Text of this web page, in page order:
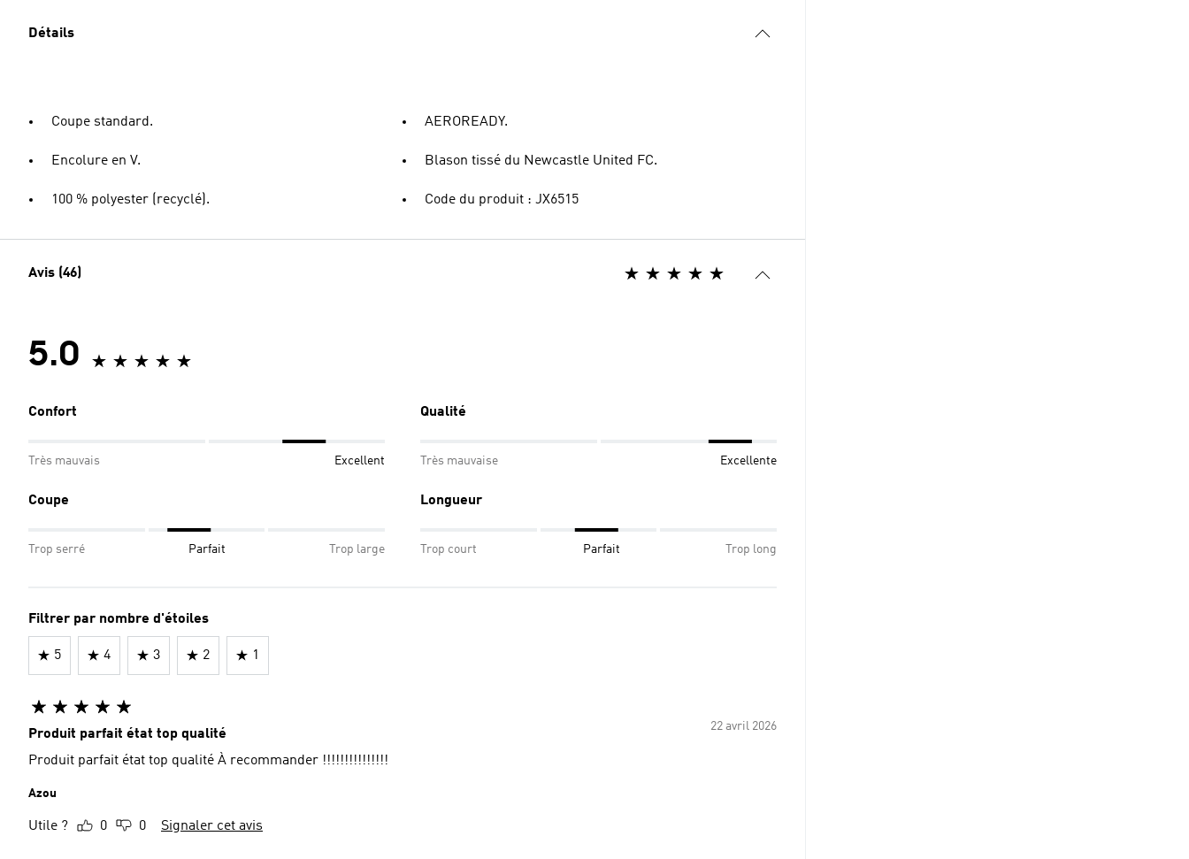
Détails
Coupe standard.
Encolure en V.
100 % polyester (recyclé).
AEROREADY.
Blason tissé du Newcastle United FC.
Code du produit : JX6515
Avis (46)
5.0
Confort
Très mauvais Excellent
Qualité
Très mauvaise Excellente
Coupe
Trop serré Parfait Trop large
Longueur
Trop court Parfait Trop long
Filtrer par nombre d'étoiles
5 4 3 2 1
22 avril 2026
Produit parfait état top qualité
Produit parfait état top qualité À recommander !!!!!!!!!!!!!!!
Azou
Utile ? 0 0 Signaler cet avis